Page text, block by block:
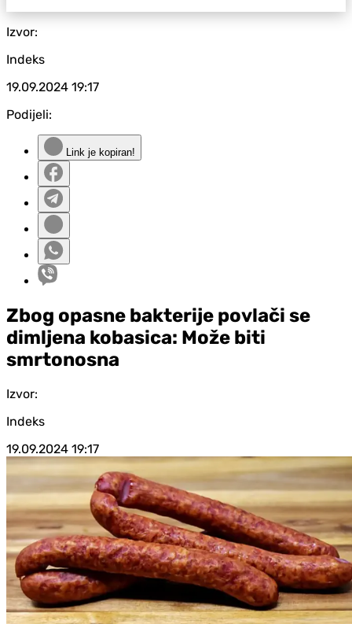
Izvor:
Indeks
19.09.2024 19:17
Podijeli:
Link je kopiran!
Zbog opasne bakterije povlači se
dimljena kobasica: Može biti
smrtonosna
Izvor:
Indeks
19.09.2024 19:17